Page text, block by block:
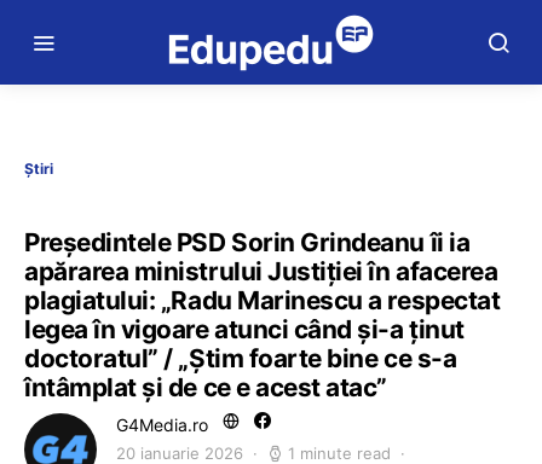
Știri
Președintele PSD Sorin Grindeanu îi ia
apărarea ministrului Justiției în afacerea
plagiatului: „Radu Marinescu a respectat
legea în vigoare atunci când şi-a ţinut
doctoratul” / „Ştim foarte bine ce s-a
întâmplat şi de ce e acest atac”
G4Media.ro
20 ianuarie 2026 1 minute read